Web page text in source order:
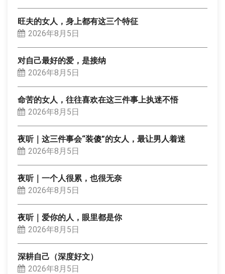
旺夫的女人，身上都有这三个特征
2026年8月5日
对自己最好的爱，是接纳
2026年8月5日
命苦的女人，往往喜欢在这三件事上执迷不悟
2026年8月5日
夜听｜这三件事会“装傻”的女人，最让男人着迷
2026年8月5日
夜听｜一个人很累，也很无奈
2026年8月5日
夜听｜爱你的人，眼里都是你
2026年8月5日
深耕自己（深度好文）
2026年8月5日